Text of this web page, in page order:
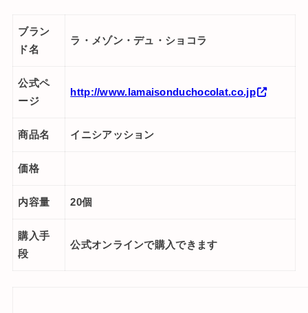
ブラン
ド名
ラ・メゾン・デュ・ショコラ
公式ペ
ージ
http://www.lamaisonduchocolat.co.jp
商品名 イニシアッション
価格
内容量 20個
購入手
段
公式オンラインで購入できます